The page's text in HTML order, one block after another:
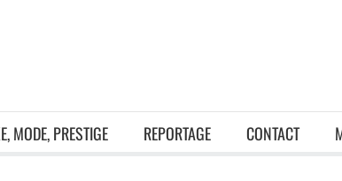
MODE, PRESTIGE REPORTAGE CONTACT